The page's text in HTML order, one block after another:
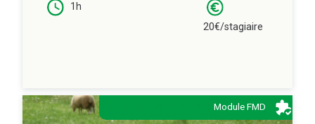
1h
20€/stagiaire
Module FMD
Description: